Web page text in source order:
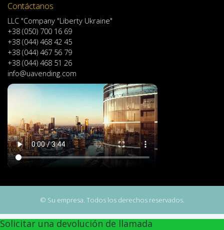
Contáctanos
LLC "Company "Liberty Ukraine"
+38 (050) 700 16 69
+38 (044) 468 42 45
+38 (044) 467 56 79
+38 (044) 468 51 26
info@uavending.com
© Su empresa. Todos los derechos reservados.
Solicitar una devolución de llamada